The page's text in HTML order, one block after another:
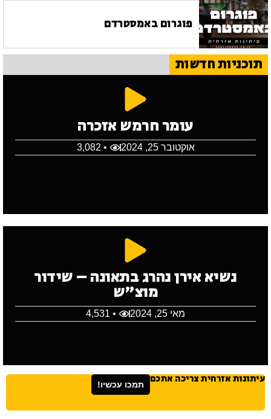
פוגרום באמסטרדם
תוכניות חדשות
עומר חרמש אזכרה
אוקטובר 25, 2024 • 3,082
נשיא אירן נהרג בתאונה – שידור
מוצ"ש
מאי 25, 2024 • 4,531
עיתונות אזרחית צריכה אתכם תמכו עכשיו!